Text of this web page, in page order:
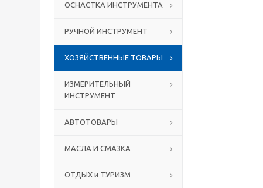
ОСНАСТКА ИНСТРУМЕНТА
РУЧНОЙ ИНСТРУМЕНТ
ХОЗЯЙСТВЕННЫЕ ТОВАРЫ
ИЗМЕРИТЕЛЬНЫЙ
ИНСТРУМЕНТ
АВТОТОВАРЫ
МАСЛА И СМАЗКА
ОТДЫХ и ТУРИЗМ